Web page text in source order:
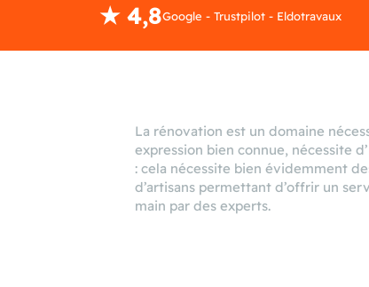
★ 4,8Google - Trustpilot - Eldotravaux
La rénovation est un domaine
expression bien connue, nécessite
: cela nécessite bien évidemment
d’artisans permettant d’offrir un
main par des experts.